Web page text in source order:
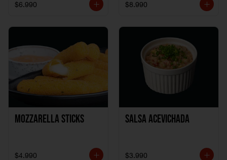
$6.990 $8.990
Mozzarella Sticks
$4.990
Salsa Acevichada
$3.990